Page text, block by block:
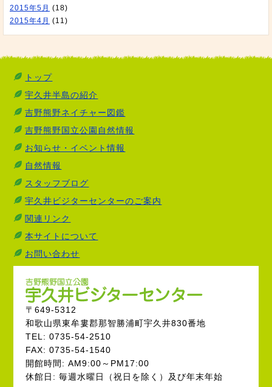
2015年5月 (18)
2015年4月 (11)
トップ
宇久井半島の紹介
吉野熊野ネイチャー図鑑
吉野熊野国立公園自然情報
お知らせ・イベント情報
自然情報
スタッフブログ
宇久井ビジターセンターのご案内
関連リンク
本サイトについて
お問い合わせ
〒649-5312
和歌山県東牟婁郡那智勝浦町宇久井830番地
TEL: 0735-54-2510
FAX: 0735-54-1540
開館時間: AM9:00～PM17:00
休館日: 毎週水曜日（祝日を除く）及び年末年始